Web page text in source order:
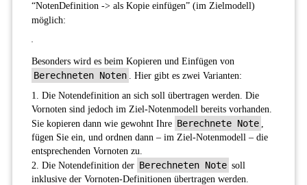
“NotenDefinition -> als Kopie einfügen” (im Zielmodell)
möglich:
Besonders wird es beim Kopieren und Einfügen von
Berechneten Noten . Hier gibt es zwei Varianten:
Die Notendefinition an sich soll übertragen werden. Die
Vornoten sind jedoch im Ziel-Notenmodell bereits vorhanden.
Sie kopieren dann wie gewohnt Ihre Berechnete Note ,
fügen Sie ein, und ordnen dann – im Ziel-Notenmodell – die
entsprechenden Vornoten zu.
Die Notendefinition der Berechneten Note soll
inklusive der Vornoten-Definitionen übertragen werden.